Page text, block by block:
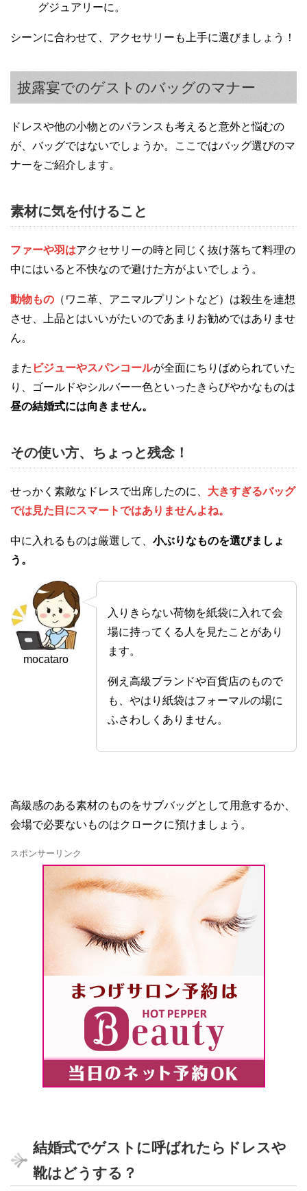
グジュアリーに。
シーンに合わせて、アクセサリーも上手に選びましょう！
披露宴でのゲストのバッグのマナー
ドレスや他の小物とのバランスも考えると意外と悩むの
が、バッグではないでしょうか。ここではバッグ選びのマ
ナーをご紹介します。
素材に気を付けること
ファーや羽はアクセサリーの時と同じく抜け落ちて料理の
中にはいると不快なので避けた方がよいでしょう。
動物もの （ワニ革、アニマルプリントなど）は殺生を連想
させ、上品とはいいがたいのであまりお勧めではありませ
ん。
また ビジューやスパンコールが全面にちりばめられていた
り、ゴールドやシルバー一色といったきらびやかなものは
昼の結婚式には向きません。
その使い方、ちょっと残念！
せっかく素敵なドレスで出席したのに、 大きすぎるバッグ
では見た目にスマートではありませんよね。
中に入れるものは厳選して、 小ぶりなものを選びましょ
う。
mocataro
入りきらない荷物を紙袋に入れて会
場に持ってくる人を見たことがあり
ます。
例え高級ブランドや百貨店のもので
も、やはり紙袋はフォーマルの場に
ふさわしくありません。
高級感のある素材のものをサブバッグとして用意するか、
会場で必要ないものはクロークに預けましょう。
スポンサーリンク
結婚式でゲストに呼ばれたらドレスや
靴はどうする？